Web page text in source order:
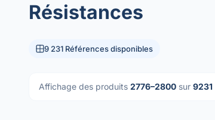
Résistances
9 231 Références disponibles
Affichage des produits 2776–2800 sur 9231